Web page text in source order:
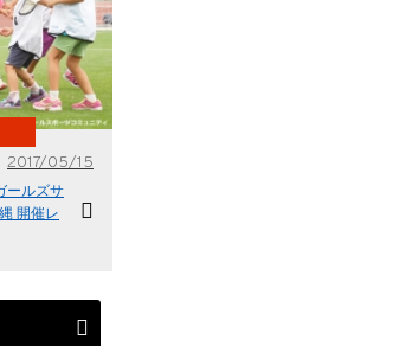
2017/05/15
ールズサ
開催レ